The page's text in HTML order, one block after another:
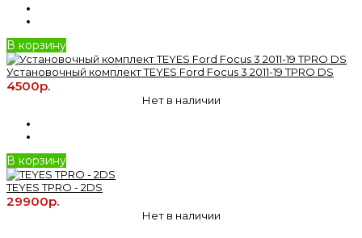
В корзину
Установочный комплект TEYES Ford Focus 3 2011-19 TPRO DS
4500р.
Нет в наличии
В корзину
TEYES TPRO - 2DS
29900р.
Нет в наличии